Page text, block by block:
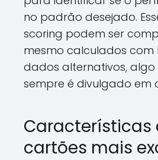
no padrão desejado.
scoring podem ser
mesmo calculados com
dados alternativos, algo
sempre é divulgado em
Características
cartões mais